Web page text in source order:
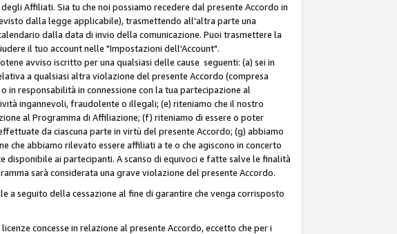
Affiliati. Sia tu che noi possiamo recedere dal presente Accordo in
dalla legge applicabile), trasmettendo all'altra parte una
dalla data di invio della comunicazione. Puoi trasmettere la
il tuo account nelle "Impostazioni dell'Account".
avviso iscritto per una qualsiasi delle cause seguenti: (a) sei in
a qualsiasi altra violazione del presente Accordo (compresa
in responsabilità in connessione con la tua partecipazione al
ingannevoli, fraudolente o illegali; (e) riteniamo che il nostro
al Programma di Affiliazione; (f) riteniamo di essere o poter
da ciascuna parte in virtù del presente Accordo; (g) abbiamo
che abbiamo rilevato essere affiliati a te o che agiscono in concerto
ai partecipanti. A scanso di equivoci e fatte salve le finalità
sarà considerata una grave violazione del presente Accordo.
seguito della cessazione al fine di garantire che venga corrisposto
concesse in relazione al presente Accordo, eccetto che per i